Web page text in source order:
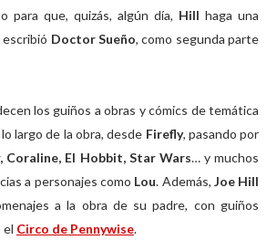
para que, quizás, algún día, Hillhaga una
escribió Doctor Sueño, como segunda parte
los guiños a obras y cómics de temática
largo de la obra, desde Firefly, pasando por
Coraline, El Hobbit, Star Wars… y muchos
a personajes como Lou. Además, Joe Hill
a la obra de su padre, con guiños
Circo de Pennywise.